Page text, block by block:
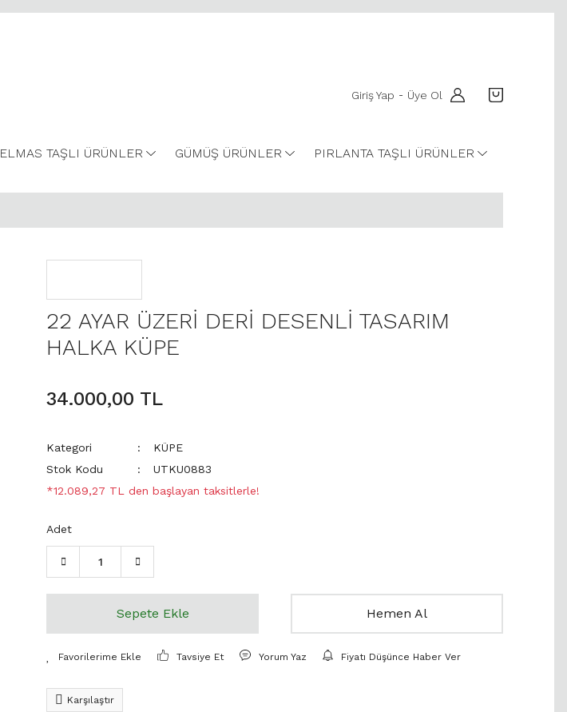
Giriş Yap - Üye Ol
ELMAS TAŞLI ÜRÜNLER GÜMÜŞ ÜRÜNLER PIRLANTA TAŞLI ÜRÜNLER
22 AYAR ÜZERİ DERİ DESENLİ TASARIM
HALKA KÜPE
34.000,00 TL
Kategori
KÜPE
Stok Kodu
UTKU0883
*12.089,27 TL den başlayan taksitlerle!
Adet
Sepete Ekle Hemen Al
Tavsiye Et Yorum Yaz Fiyatı Düşünce Haber Ver
Karşılaştır